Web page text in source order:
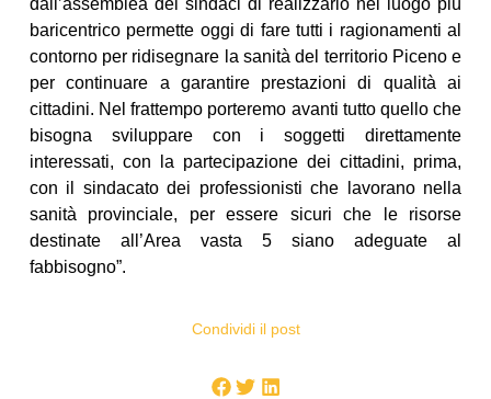
baricentrico permette oggi di fare tutti i ragionamenti al
contorno per ridisegnare la sanità del territorio Piceno e
per continuare a garantire prestazioni di qualità ai
cittadini. Nel frattempo porteremo avanti tutto quello che
bisogna sviluppare con i soggetti direttamente
interessati, con la partecipazione dei cittadini, prima,
con il sindacato dei professionisti che lavorano nella
sanità provinciale, per essere sicuri che le risorse
destinate all’Area vasta 5 siano adeguate al
fabbisogno”.
Condividi il post